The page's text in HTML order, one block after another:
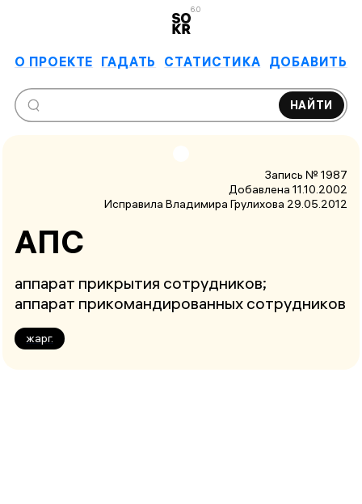
6.0
О ПРОЕКТЕ ГАДАТЬ СТАТИСТИКА ДОБАВИТЬ
НАЙТИ
Запись № 1987
Добавлена 11.10.2002
Исправила Владимира Грулихова 29.05.2012
АПС
аппарат прикрытия сотрудников;
аппарат прикомандированных сотрудников
жарг.